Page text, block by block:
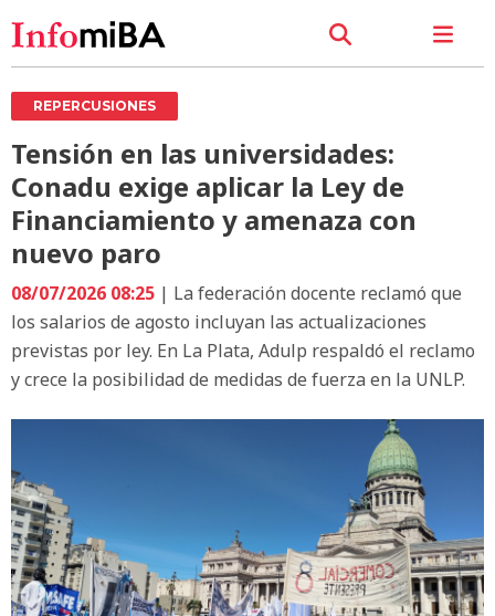
REPERCUSIONES
Tensión en las universidades:
Conadu exige aplicar la Ley de
Financiamiento y amenaza con
nuevo paro
08/07/2026 08:25 | La federación docente reclamó que
los salarios de agosto incluyan las actualizaciones
previstas por ley. En La Plata, Adulp respaldó el reclamo
y crece la posibilidad de medidas de fuerza en la UNLP.